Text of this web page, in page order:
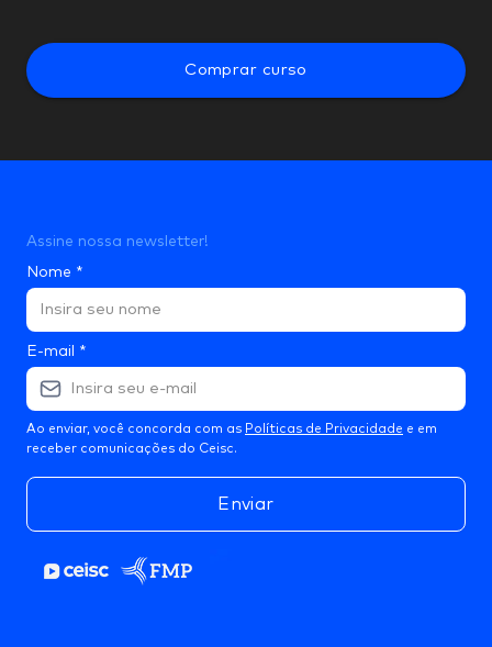
Comprar curso
Assine nossa newsletter!
Nome *
E-mail *
Ao enviar, você concorda com as Políticas de Privacidade e em
receber comunicações do Ceisc.
Enviar